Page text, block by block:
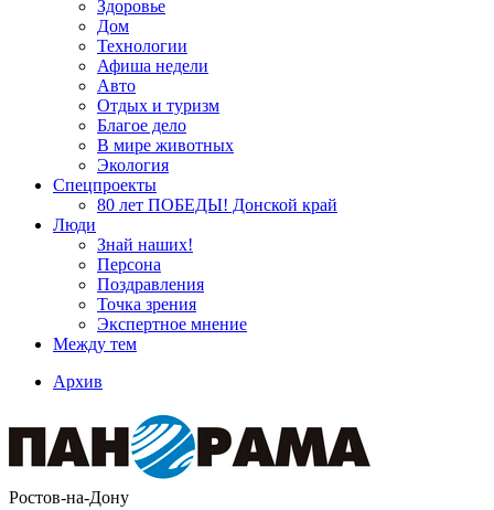
Здоровье
Дом
Технологии
Афиша недели
Авто
Отдых и туризм
Благое дело
В мире животных
Экология
Спецпроекты
80 лет ПОБЕДЫ! Донской край
Люди
Знай наших!
Персона
Поздравления
Точка зрения
Экспертное мнение
Между тем
Архив
Ростов-на-Дону